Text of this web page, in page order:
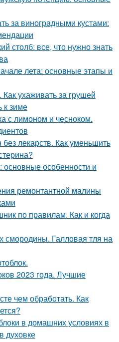
за виноградными кустами:
столб: все, что нужно знать
лета: основные этапы и
ухаживать за грушей
к зиме
с лимоном и чесноком.
без лекарств. Как уменьшить
основные особенности и
ремонтантной малины
по правилам. Как и когда
смородины. Галловая тля на
2023 года. Лучшие
чем обработать. Как
в домашних условиях в
духовке